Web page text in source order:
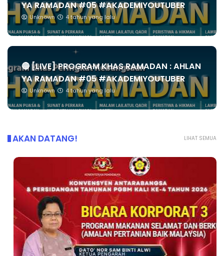
YA RAMADAN #05 #AKADEMIYOUTUBER
Unknown 4 tahun yang lalu
🔴 [LIVE] PROGRAM KHAS RAMADAN : AHLAN
YA RAMADAN #05 #AKADEMIYOUTUBER
Unknown 4 tahun yang lalu
LIHAT SEMUA
AKAN DATANG!